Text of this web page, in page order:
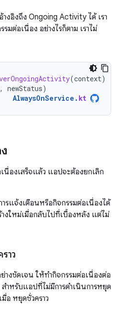
งอิงถึง Ongoing Activity ได้ เรา
ต่อเนื่อง อย่างไรก็ตาม เราไม่
(context)
, newStatus)
AlwaysOnService . kt
นื่องเสร็จแล้ว แอปจะต้องยกเลิก
รแจ้งเตือนหรือกิจกรรมต่อเนื่องได้
งใหม่เมื่อกลับไปที่เบื้องหลัง แต่ไม่
าว
างชัดเจน ให้ทำกิจกรรมต่อเนื่องต่อ
ำหรับแอปที่ไม่มีการดำเนินการหยุด
อ หยุดชั่วคราว